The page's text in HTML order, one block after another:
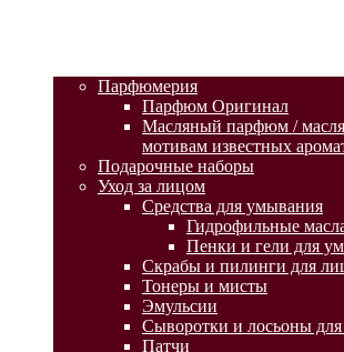
Парфюмерия
Парфюм Оригинал
Масляный парфюм /
мотивам известных
Подарочные наборы
Уход за лицом
Средства для умывания
Гидрофильные
Пенки и гели для
Скрабы и пилинги для
Тонеры и мисты
Эмульсии
Сыворотки и лосьоны
Патчи